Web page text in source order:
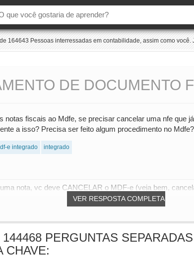
164643 Pessoas interressadas em contabilidade, assim como
DE DOCUMENTO
notas fiscais ao Mdfe, se precisar cancelar uma nfe que
a isso? Precisa ser feito algum procedimento no Mdfe?
e integrado integrado
VER RESPOSTA COMPLETA
nota, vc deve CANCELAR o MDF-e (veja bem,
PERGUNTAS SEPARADAS
CHAVE: